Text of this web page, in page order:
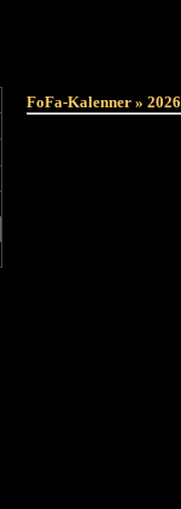
FoFa-Kalenner » 2026